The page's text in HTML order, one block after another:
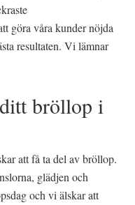
göra våra kunder nöjda
resultaten. Vi lämnar
bröllop i
att få ta del av bröllop.
glädjen och
och vi älskar att